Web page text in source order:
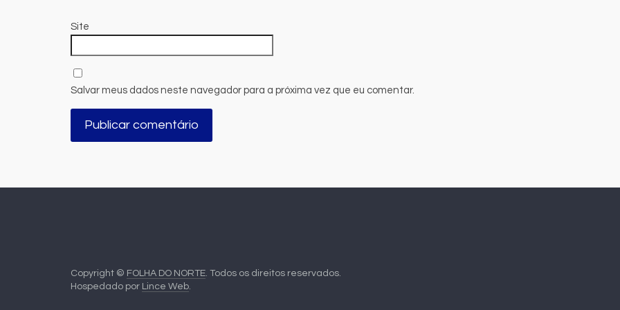
Site
Salvar meus dados neste navegador para a próxima vez que eu comentar.
Copyright © FOLHA DO NORTE . Todos os direitos reservados.
Hospedado por Lince Web